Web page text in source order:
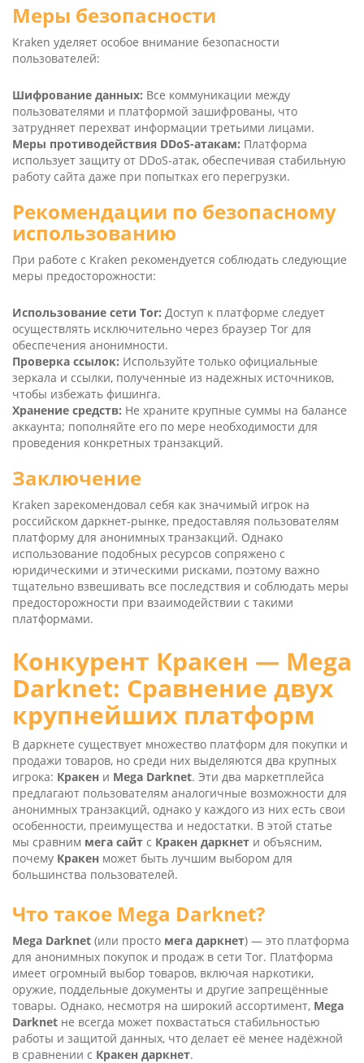
Меры безопасности
Kra­ken уделяет особое внимание безопасности
пользователей:
Шифрование данных: Все коммуникации между
пользователями и платформой зашифрованы, что
затрудняет перехват информации третьими лицами.
Меры противодействия DDoS-атакам: Платформа
использует защиту от DDoS-атак, обеспечивая стабильную
работу сайта даже при попытках его перегрузки.
Рекомендации по безопасному
использованию
При работе с Kra­ken рекомендуется соблюдать следующие
меры предосторожности:
Использование сети Tor: Доступ к платформе следует
осуществлять исключительно через браузер Tor для
обеспечения анонимности.
Проверка ссылок: Используйте только официальные
зеркала и ссылки, полученные из надежных источников,
чтобы избежать фишинга.
Хранение средств: Не храните крупные суммы на балансе
аккаунта; пополняйте его по мере необходимости для
проведения конкретных транзакций.
Заключение
Kra­ken зарекомендовал себя как значимый игрок на
российском даркнет-рынке, предоставляя пользователям
платформу для анонимных транзакций. Однако
использование подобных ресурсов сопряжено с
юридическими и этическими рисками, поэтому важно
тщательно взвешивать все последствия и соблюдать меры
предосторожности при взаимодействии с такими
платформами.
Конкурент Кракен — Mega
Dark­net: Сравнение двух
крупнейших платформ
В даркнете существует множество платформ для покупки и
продажи товаров, но среди них выделяются два крупных
игрока: Кракен и Mega Dark­net. Эти два маркетплейса
предлагают пользователям аналогичные возможности для
анонимных транзакций, однако у каждого из них есть свои
особенности, преимущества и недостатки. В этой статье
мы сравним мега сайт с Кракен даркнет и объясним,
почему Кракен может быть лучшим выбором для
большинства пользователей.
Что такое Mega Darknet?
Mega Dark­net (или просто мега даркнет) — это платформа
для анонимных покупок и продаж в сети Tor. Платформа
имеет огромный выбор товаров, включая наркотики,
оружие, поддельные документы и другие запрещённые
товары. Однако, несмотря на широкий ассортимент, Mega
Dark­net не всегда может похвастаться стабильностью
работы и защитой данных, что делает её менее надёжной
в сравнении с Кракен даркнет.